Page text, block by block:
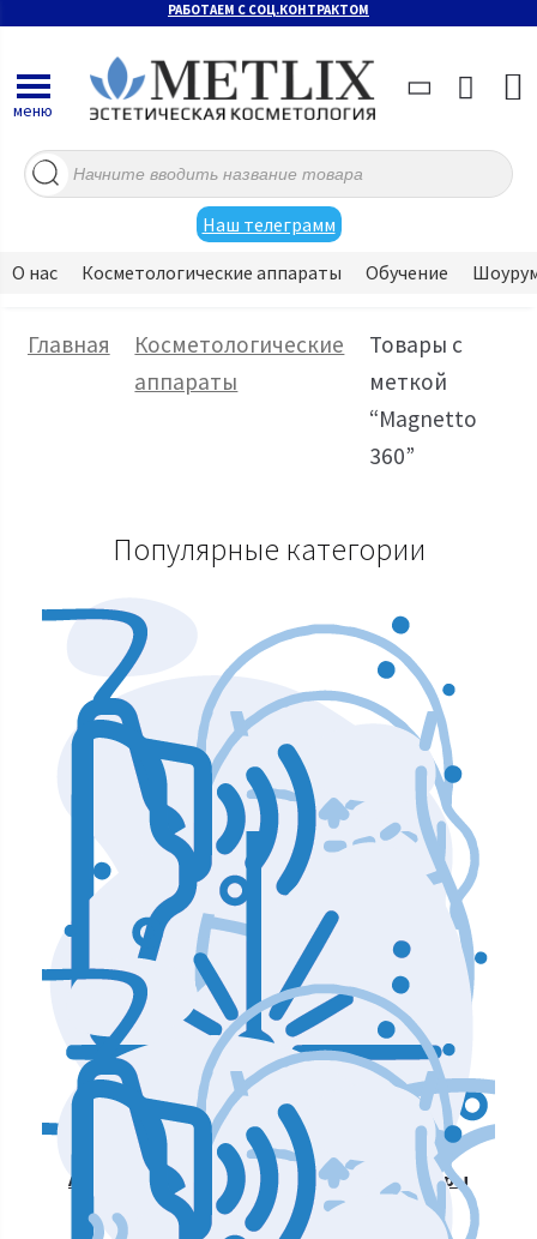
РАБОТАЕМ С СОЦ.КОНТРАКТОМ
Поиск
товаров
Наш телеграмм
меню
О нас Косметологические аппараты Обучение
Главная
Косметологические
аппараты
Товары с
меткой
“Magnetto
360”
Популярные категории
Аппараты по уходу и чистке лица
Аппараты для массажа и коррекции фигуры